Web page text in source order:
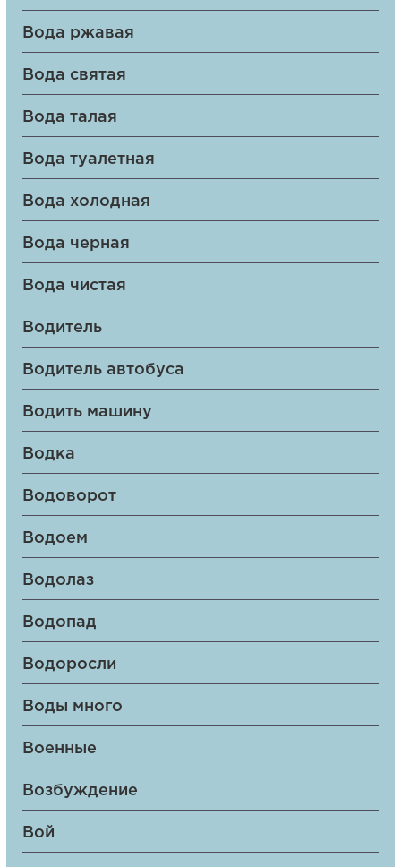
Вода ржавая
Вода святая
Вода талая
Вода туалетная
Вода холодная
Вода черная
Вода чистая
Водитель
Водитель автобуса
Водить машину
Водка
Водоворот
Водоем
Водолаз
Водопад
Водоросли
Воды много
Военные
Возбуждение
Вой